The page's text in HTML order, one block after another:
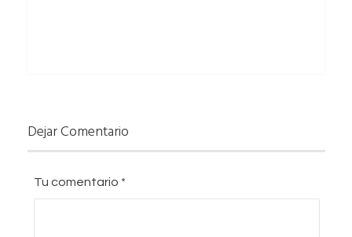
Dejar Comentario
Tu comentario *